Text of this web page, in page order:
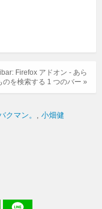
Firefox アドオン - あら
のを検索する 1 つのバー »
クマン。 小畑健